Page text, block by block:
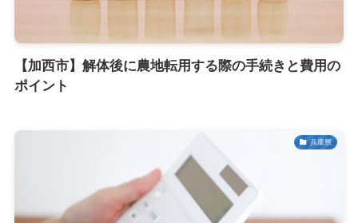
【加西市】解体後に農地転用する際の手続きと費用の
ポイント
兵庫県